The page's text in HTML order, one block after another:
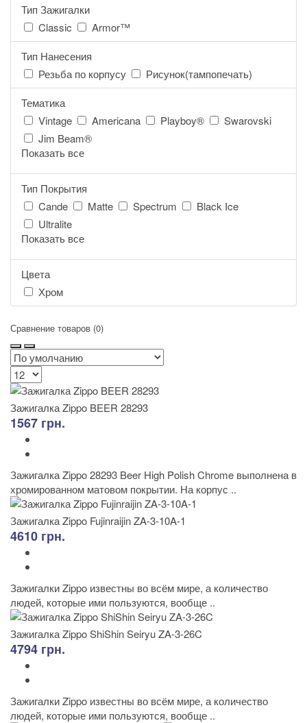
Тип Зажигалки
Classic
Armor™
Тип Нанесения
Резьба по корпусу
Рисунок(тампопечать)
Тематика
Vintage
Americana Playboy®
Swarovski
Jim Beam®
Показать все
Тип Покрытия
Cande
Matte Spectrum
Black Ice
Ultralite
Показать все
Цвета
Хром
Сравнение товаров (0)
Зажигалка Zippo BEER 28293
1567 грн.
Зажигалка Zippo 28293 Beer High Polish Chrome выполнена в
хромированном матовом покрытии. На корпус ..
Зажигалка Zippo Fujinraijin ZA-3-10A-1
4610 грн.
Зажигалки Zippo известны во всём мире, а количество
людей, которые ими пользуются, вообще ..
Зажигалка Zippo ShiShin Seiryu ZA-3-26C
4794 грн.
Зажигалки Zippo известны во всём мире, а количество
людей, которые ими пользуются, вообще ..